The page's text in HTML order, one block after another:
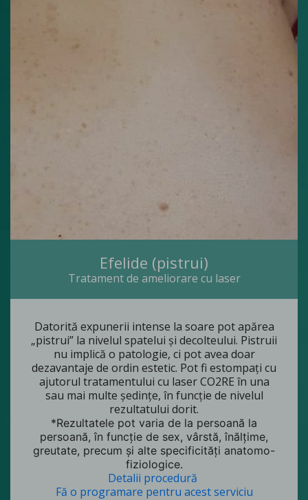
Efelide (pistrui)
Tratament de ameliorare cu laser
Datorită expunerii intense la soare pot apărea
„pistrui” la nivelul spatelui și decolteului. Pistruii
nu implică o patologie, ci pot avea doar
dezavantaje de ordin estetic. Pot fi estompați cu
ajutorul tratamentului cu laser CO2RE în una
sau mai multe ședințe, în funcție de nivelul
rezultatului dorit.
*Rezultatele pot varia de la persoană la
persoană, în funcție de sex, vârstă, înălțime,
greutate, precum și alte specificități anatomo-
fiziologice.
Detalii procedură
Fă o programare pentru acest serviciu